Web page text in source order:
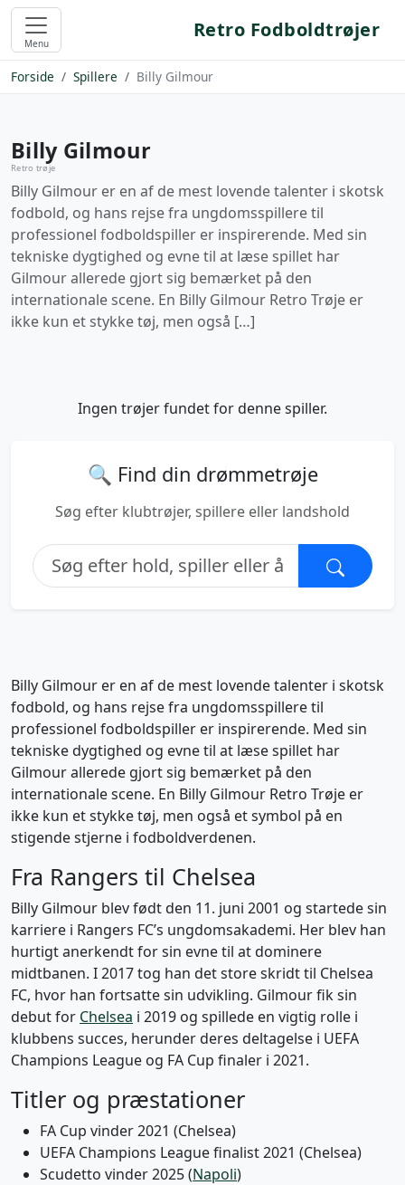
Menu
Retro Fodboldtrøjer
Forside Spillere Billy Gilmour
Billy Gilmour
Retro trøje
Billy Gilmour er en af de mest lovende talenter i skotsk
fodbold, og hans rejse fra ungdomsspillere til
professionel fodboldspiller er inspirerende. Med sin
tekniske dygtighed og evne til at læse spillet har
Gilmour allerede gjort sig bemærket på den
internationale scene. En Billy Gilmour Retro Trøje er
ikke kun et stykke tøj, men også […]
Ingen trøjer fundet for denne spiller.
🔍 Find din drømmetrøje
Søg efter klubtrøjer, spillere eller landshold
Billy Gilmour er en af de mest lovende talenter i skotsk
fodbold, og hans rejse fra ungdomsspillere til
professionel fodboldspiller er inspirerende. Med sin
tekniske dygtighed og evne til at læse spillet har
Gilmour allerede gjort sig bemærket på den
internationale scene. En Billy Gilmour Retro Trøje er
ikke kun et stykke tøj, men også et symbol på en
stigende stjerne i fodboldverdenen.
Fra Rangers til Chelsea
Billy Gilmour blev født den 11. juni 2001 og startede sin
karriere i Rangers FC’s ungdomsakademi. Her blev han
hurtigt anerkendt for sin evne til at dominere
midtbanen. I 2017 tog han det store skridt til Chelsea
FC, hvor han fortsatte sin udvikling. Gilmour fik sin
debut for Chelsea i 2019 og spillede en vigtig rolle i
klubbens succes, herunder deres deltagelse i UEFA
Champions League og FA Cup finaler i 2021.
Titler og præstationer
FA Cup vinder 2021 (Chelsea)
UEFA Champions League finalist 2021 (Chelsea)
Scudetto vinder 2025 (Napoli)